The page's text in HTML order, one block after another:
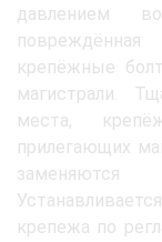
давлением
крепёжные
магистрали.
места,
прилегающих
крепежа по